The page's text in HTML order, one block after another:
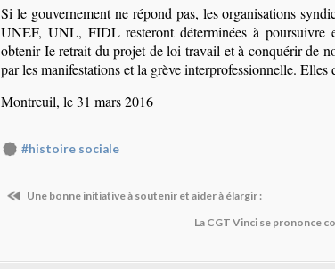
Si le gouvernement ne répond pas, les organisations
UNEF, UNL, FIDL resteront déterminées à poursuivre
obtenir Ie retrait du projet de loi travail et à conquérir de
par les manifestations et la grève interprofessionnelle.
Montreuil, le 31 mars 2016
#histoire sociale
Une bonne initiative à soutenir et aider à élargir :
La CGT Vinci se prononce